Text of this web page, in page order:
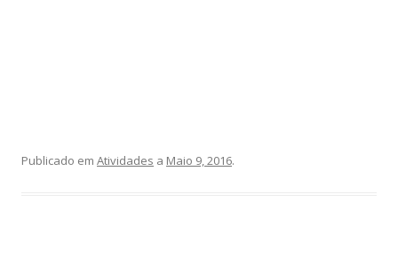
Publicado em Atividades a Maio 9, 2016.